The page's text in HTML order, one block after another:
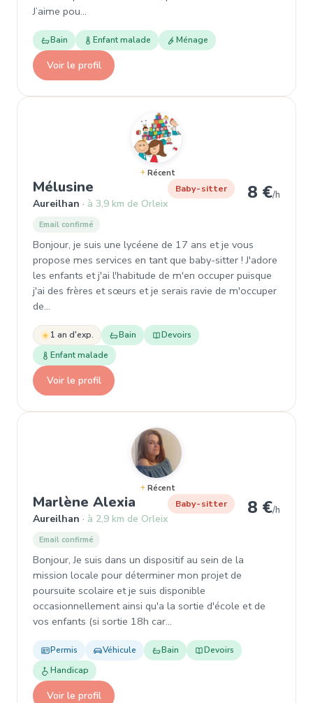
J’aime pou…
Bain Enfant malade Ménage
Voir le profil
Récent
Mélusine , Baby-sitter à Aureilhan
Aureilhan à 3,9 km de Orleix
Baby-sitter 8 €/h
Email confirmé
Bonjour, je suis une lycéene de 17 ans et je vous
propose mes services en tant que baby-sitter ! J'adore
les enfants et j'ai l'habitude de m'en occuper puisque
j'ai des frères et sœurs et je serais ravie de m'occuper
de…
1 an d'exp. Bain
Devoirs
Enfant malade
Voir le profil
Récent
Marlène Alexia , Baby-sitter à Aureilhan
Aureilhan à 2,9 km de Orleix
Baby-sitter 8 €/h
Email confirmé
Bonjour, Je suis dans un dispositif au sein de la
mission locale pour déterminer mon projet de
poursuite scolaire et je suis disponible
occasionnellement ainsi qu'a la sortie d'école et de
vos enfants (si sortie 18h car…
Permis Véhicule Bain
Devoirs
Handicap
Voir le profil